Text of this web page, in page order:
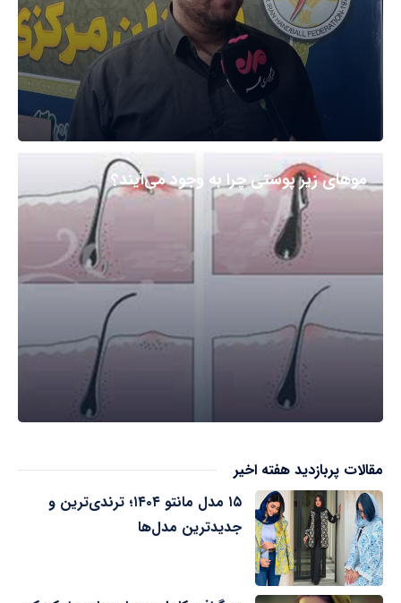
مو‌های زیر پوستی چرا به وجود می‌آیند؟
مقالات پربازدید هفته اخیر
۱۵ مدل مانتو ۱۴۰۴؛ ترندی‌ترین و
جدیدترین مدل‌ها